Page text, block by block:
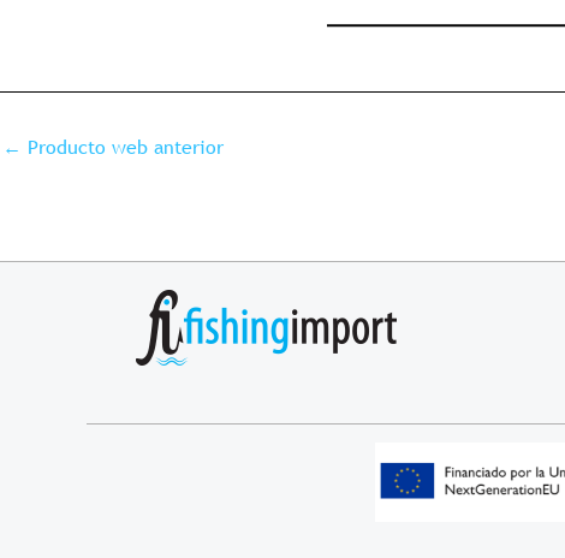
← Producto web anterior